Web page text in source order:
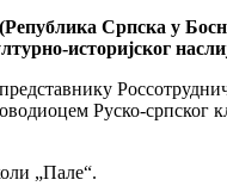
Српска у
историјског
Руско-српског
„Пале“.